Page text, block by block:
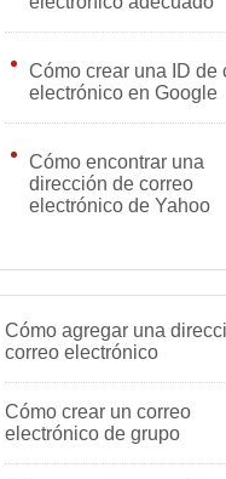
Cómo crear una ID de
electrónico en Google
Cómo encontrar una
dirección de correo
electrónico de Yahoo
Cómo agregar una
correo electrónico
Cómo crear un correo
electrónico de grupo